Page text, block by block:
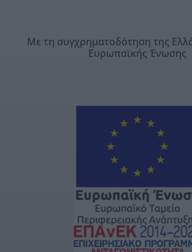
Με τη συγχρηματοδότηση της
Ευρωπαϊκής Ένωσης